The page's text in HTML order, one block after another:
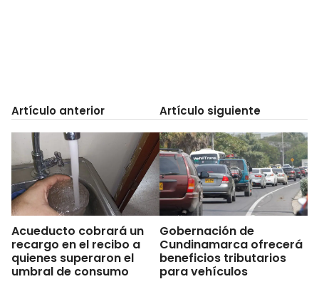
Artículo anterior
Acueducto cobrará un
recargo en el recibo a
quienes superaron el
umbral de consumo
Artículo siguiente
Gobernación de
Cundinamarca ofrecerá
beneficios tributarios
para vehículos